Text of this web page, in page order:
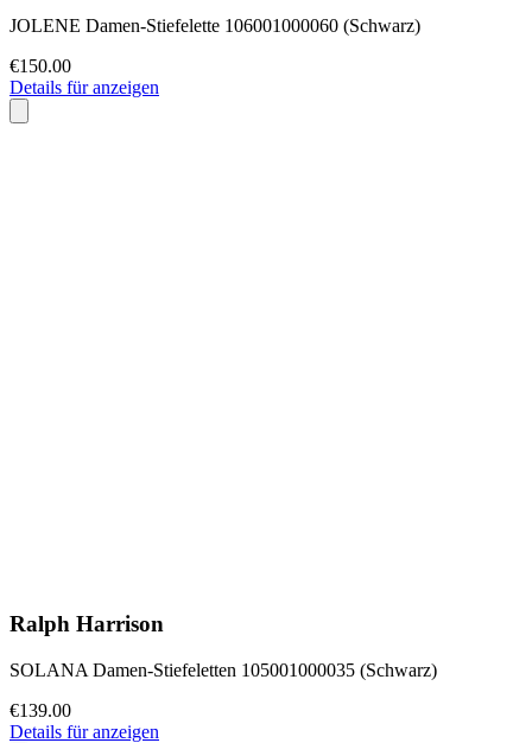
JOLENE Damen-Stiefelette 106001000060 (Schwarz)
€150.00
Details für anzeigen
Ralph Harrison
SOLANA Damen-Stiefeletten 105001000035 (Schwarz)
€139.00
Details für anzeigen